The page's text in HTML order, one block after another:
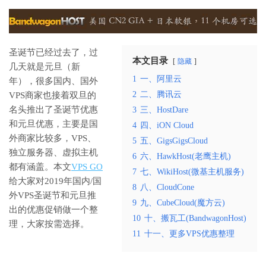
本文目录 隐藏
1 一、阿里云
2 二、腾讯云
3 三、HostDare
4 四、iON Cloud
5 五、GigsGigsCloud
6 六、HawkHost(老鹰主机)
7 七、WikiHost(微基主机服务)
8 八、CloudCone
9 九、CubeCloud(魔方云)
10 十、搬瓦工(BandwagonHost)
11 十一、更多VPS优惠整理
圣诞节已经过去了，过
几天就是元旦（新
年），很多国内、国外
VPS商家也接着双旦的
名头推出了圣诞节优惠
和元旦优惠，主要是国
外商家比较多，VPS、
独立服务器、虚拟主机
都有涵盖。本文VPS GO
给大家对2019年国内/国
外VPS圣诞节和元旦推
出的优惠促销做一个整
理，大家按需选择。